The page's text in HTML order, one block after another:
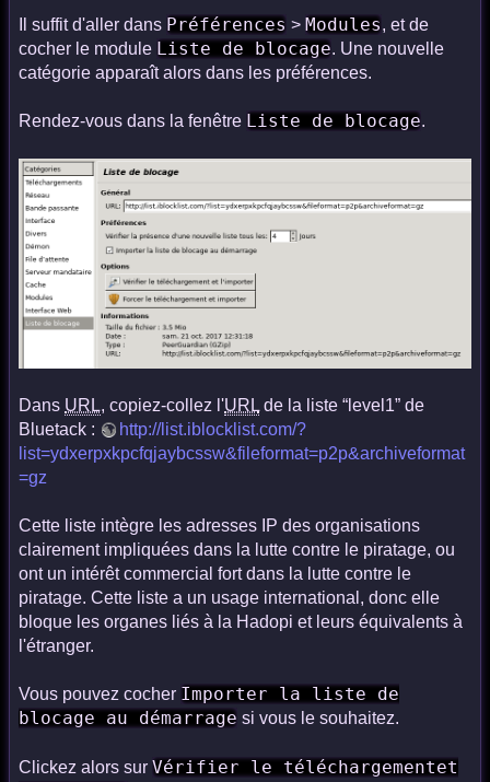
Il suffit d'aller dans Préférences > Modules, et de
cocher le module Liste de blocage. Une nouvelle
catégorie apparaît alors dans les préférences.
Rendez-vous dans la fenêtre Liste de blocage.
Dans URL, copiez-collez l'URL de la liste “level1” de
Bluetack :
http://list.iblocklist.com/?
list=ydxerpxkpcfqjaybcssw&fileformat=p2p&archiveformat
=gz
Cette liste intègre les adresses IP des organisations
clairement impliquées dans la lutte contre le piratage, ou
ont un intérêt commercial fort dans la lutte contre le
piratage. Cette liste a un usage international, donc elle
bloque les organes liés à la Hadopi et leurs équivalents à
l'étranger.
Vous pouvez cocher Importer la liste de
blocage au démarrage si vous le souhaitez.
Clickez alors sur Vérifier le téléchargementet